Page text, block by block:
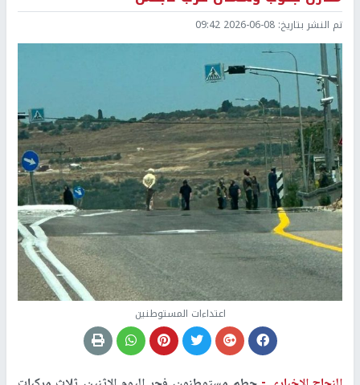
تم النشر بتاريخ: 2026-06-08 09:42
اعتداءات المستوطنين